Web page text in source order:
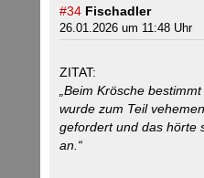
#34 Fischadler
26.01.2026 um 11:48 Uhr
ZITAT:
„Beim Krösche
wurde zum Teil
gefordert und das hörte
an.“